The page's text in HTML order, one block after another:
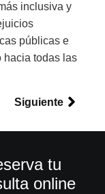
inclusiva y
públicas e
hacia todas las
Siguiente
tu
online